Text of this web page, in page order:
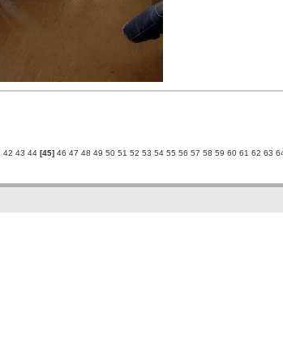
42 43 44 [45] 46 47 48 49 50 51 52 53 54 55 56 57 58 59 60 61 62 63